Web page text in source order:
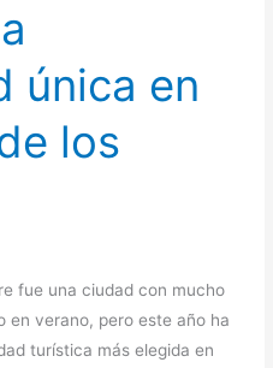
única en
los
fue una ciudad con mucho
en verano, pero este año ha
turística más elegida en